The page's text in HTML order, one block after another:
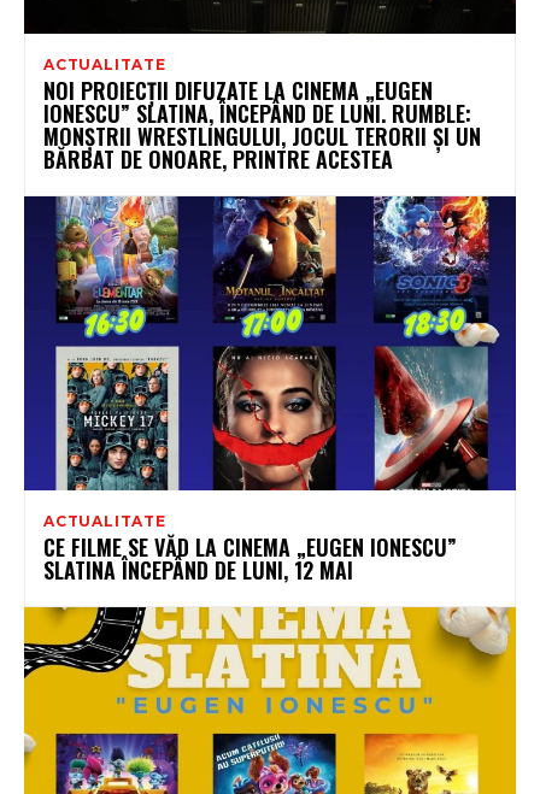
ACTUALITATE
NOI PROIECȚII DIFUZATE LA CINEMA „EUGEN
IONESCU” SLATINA, ÎNCEPÂND DE LUNI. RUMBLE:
MONȘTRII WRESTLINGULUI, JOCUL TERORII ȘI UN
BĂRBAT DE ONOARE, PRINTRE ACESTEA
ACTUALITATE
CE FILME SE VĂD LA CINEMA „EUGEN IONESCU”
SLATINA ÎNCEPÂND DE LUNI, 12 MAI